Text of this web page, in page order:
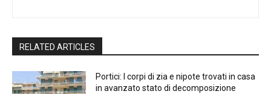
RELATED ARTICLES
Portici: I corpi di zia e nipote trovati in casa
in avanzato stato di decomposizione